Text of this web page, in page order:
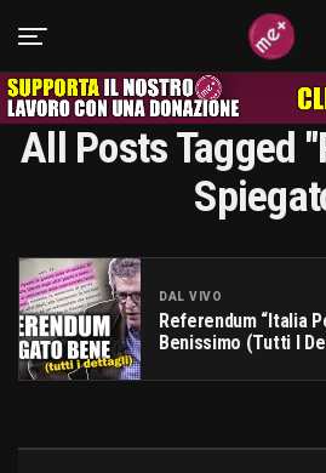
All Posts Tagged
DAL VIVO
Referendum “Italia
Benissimo (tutti I